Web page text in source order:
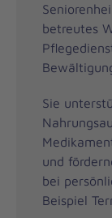
betreutes
Sie
und
bei
Beispiel